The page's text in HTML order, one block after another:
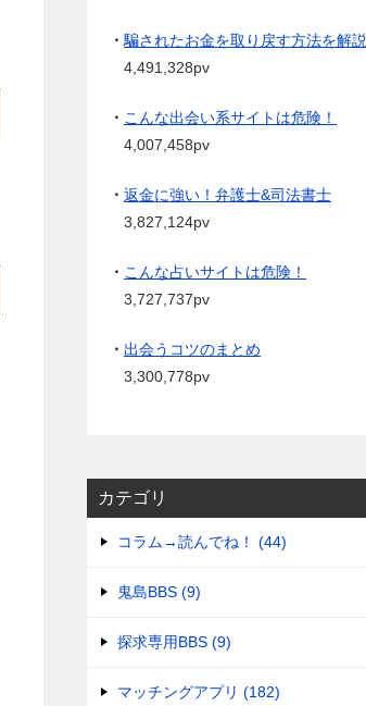
・ 騙されたお金を取り戻す方法を解説
4,491,328pv
・ こんな出会い系サイトは危険！
4,007,458pv
・ 返金に強い！弁護士&司法書士
3,827,124pv
・ こんな占いサイトは危険！
3,727,737pv
・ 出会うコツのまとめ
3,300,778pv
カテゴリ
コラム→読んでね！ (44)
鬼島BBS (9)
探求専用BBS (9)
マッチングアプリ (182)